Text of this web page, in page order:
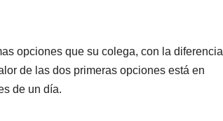
opciones que su colega, con la diferencia
de las dos primeras opciones está en
de un día.